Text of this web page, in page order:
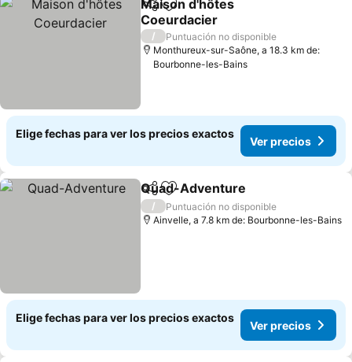
CompartirAgregar a favoritos
Maison d'hôtes
Coeurdacier
Ver precios
/
Puntuación no disponible
Monthureux-sur-Saône, a 18.3 km de:
Bourbonne-les-Bains
Elige fechas para ver los precios exactos
Ver precios
CompartirAgregar a favoritos
Quad-Adventure
/
Puntuación no disponible
Ainvelle, a 7.8 km de: Bourbonne-les-Bains
Elige fechas para ver los precios exactos
Ver precios